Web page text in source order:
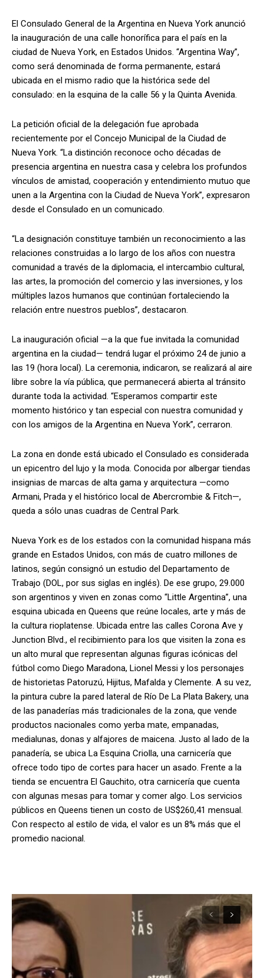
El Consulado General de la Argentina en Nueva York anunció
la inauguración de una calle honorífica para el país en la
ciudad de Nueva York, en Estados Unidos. “Argentina Way”,
como será denominada de forma permanente, estará
ubicada en el mismo radio que la histórica sede del
consulado: en la esquina de la calle 56 y la Quinta Avenida.
La petición oficial de la delegación fue aprobada
recientemente por el Concejo Municipal de la Ciudad de
Nueva York. “La distinción reconoce ocho décadas de
presencia argentina en nuestra casa y celebra los profundos
vínculos de amistad, cooperación y entendimiento mutuo que
unen a la Argentina con la Ciudad de Nueva York”, expresaron
desde el Consulado en un comunicado.
“La designación constituye también un reconocimiento a las
relaciones construidas a lo largo de los años con nuestra
comunidad a través de la diplomacia, el intercambio cultural,
las artes, la promoción del comercio y las inversiones, y los
múltiples lazos humanos que continúan fortaleciendo la
relación entre nuestros pueblos”, destacaron.
La inauguración oficial —a la que fue invitada la comunidad
argentina en la ciudad— tendrá lugar el próximo 24 de junio a
las 19 (hora local). La ceremonia, indicaron, se realizará al aire
libre sobre la vía pública, que permanecerá abierta al tránsito
durante toda la actividad. “Esperamos compartir este
momento histórico y tan especial con nuestra comunidad y
con los amigos de la Argentina en Nueva York”, cerraron.
La zona en donde está ubicado el Consulado es considerada
un epicentro del lujo y la moda. Conocida por albergar tiendas
insignias de marcas de alta gama y arquitectura —como
Armani, Prada y el histórico local de Abercrombie & Fitch—,
queda a sólo unas cuadras de Central Park.
Nueva York es de los estados con la comunidad hispana más
grande en Estados Unidos, con más de cuatro millones de
latinos, según consignó un estudio del Departamento de
Trabajo (DOL, por sus siglas en inglés). De ese grupo, 29.000
son argentinos y viven en zonas como “Little Argentina”, una
esquina ubicada en Queens que reúne locales, arte y más de
la cultura rioplatense. Ubicada entre las calles Corona Ave y
Junction Blvd., el recibimiento para los que visiten la zona es
un alto mural que representan algunas figuras icónicas del
fútbol como Diego Maradona, Lionel Messi y los personajes
de historietas Patoruzú, Hijitus, Mafalda y Clemente. A su vez,
la pintura cubre la pared lateral de Río De La Plata Bakery, una
de las panaderías más tradicionales de la zona, que vende
productos nacionales como yerba mate, empanadas,
medialunas, donas y alfajores de maicena. Justo al lado de la
panadería, se ubica La Esquina Criolla, una carnicería que
ofrece todo tipo de cortes para hacer un asado. Frente a la
tienda se encuentra El Gauchito, otra carnicería que cuenta
con algunas mesas para tomar y comer algo. Los servicios
públicos en Queens tienen un costo de US$260,41 mensual.
Con respecto al estilo de vida, el valor es un 8% más que el
promedio nacional.